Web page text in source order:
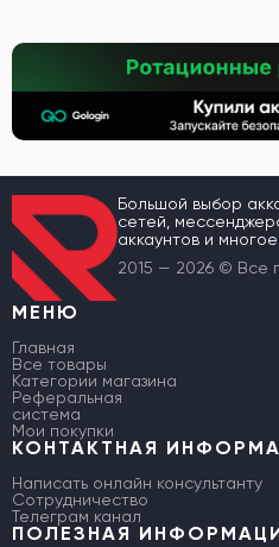
Большой выбор
сетей,
аккаунтов и
2015 — 2026 © Все
МЕНЮ
Главная
Все товары
Категории магазина
Реферальная
система
Мои покупки
КОНТАКТНАЯ
Написать онлайн консультанту
Сотрудничество
Телеграм канал
ПОЛЕЗНАЯ